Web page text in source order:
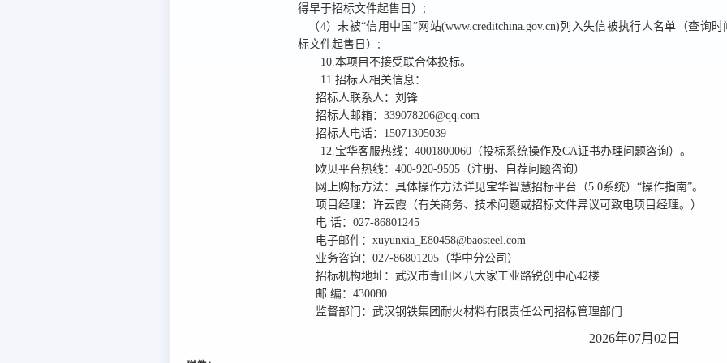
得早于招标文件起售日）;
（4）未被“信用中国”网站(www.creditchina.gov.cn)列入失信被执行人名单（查询
标文件起售日）;
10.本项目 不接受联合体投标。
11.招标人相关信息：
招标人联系人： 刘锋
招标人邮箱： 339078206@qq.com
招标人电话： 15071305039
12.宝华客服热线： 4001800060（投标系统操作及CA证书办理问题咨询）。
欧贝平台热线： 400-920-9595（注册、自荐问题咨询）
网上购标方法：具体操作方法详见宝华智慧招标平台（5.0系统）“操作指南”。
项目经理： 许云霞 （有关商务、技术问题或招标文件异议可致电项目经理。）
电 话： 027-86801245
电子邮件： xuyunxia_E80458@baosteel.com
业务咨询： 027-86801205（华中分公司）
招标机构地址： 武汉市青山区八大家工业路锐创中心42楼
邮 编： 430080
监督部门： 武汉钢铁集团耐火材料有限责任公司招标管理部门
2026年07月02日